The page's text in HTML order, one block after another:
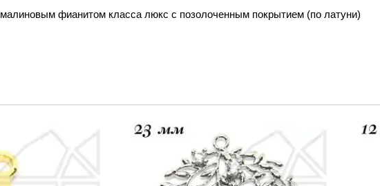
фианитом класса люкс с позолоченным покрытием (по латуни)